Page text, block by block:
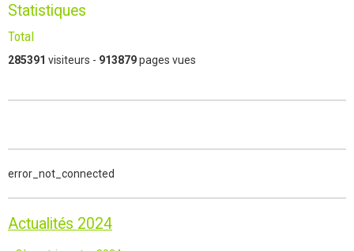
Statistiques
Total
285391 visiteurs - 913879pages vues
error_not_connected
Actualités 2024